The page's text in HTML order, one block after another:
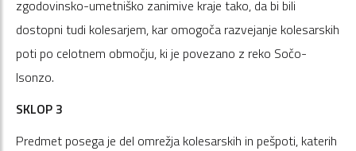
zgodovinsko-umetniško zanimive kraje tako, da bi bili
dostopni tudi kolesarjem, kar omogoča razvejanje kolesarskih
poti po celotnem območju, ki je povezano z reko Sočo-
Isonzo.
SKLOP 3
Predmet posega je del omrežja kolesarskih in pešpoti, katerih